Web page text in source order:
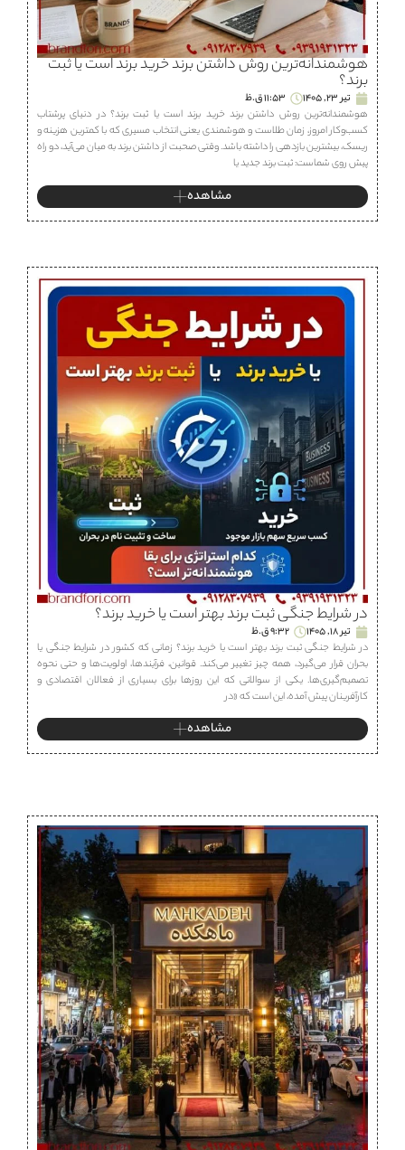
هوشمندانه‌ترین روش داشتن برند خرید برند است یا ثبت
برند؟
تیر 23, 1405
11:53 ق.ظ
هوشمندانه‌ترین روش داشتن برند خرید برند است یا ثبت برند؟ در دنیای پرشتاب
کسب‌وکار امروز، زمان طلاست و هوشمندی یعنی انتخاب مسیری که با کمترین هزینه و
ریسک، بیشترین بازدهی را داشته باشد. وقتی صحبت از داشتن برند به میان می‌آید، دو راه
پیش روی شماست: ثبت برند جدید یا
مشاهده
در شرایط جنگی ثبت برند بهتر است یا خرید برند؟
تیر 18, 1405
9:32 ق.ظ
در شرایط جنگی ثبت برند بهتر است یا خرید برند؟ زمانی که کشور در شرایط جنگی یا
بحران قرار می‌گیرد، همه چیز تغییر می‌کند. قوانین، فرآیندها، اولویت‌ها و حتی نحوه
تصمیم‌گیری‌ها. یکی از سوالاتی که این روزها برای بسیاری از فعالان اقتصادی و
کارآفرینان پیش آمده، این است که «در
مشاهده